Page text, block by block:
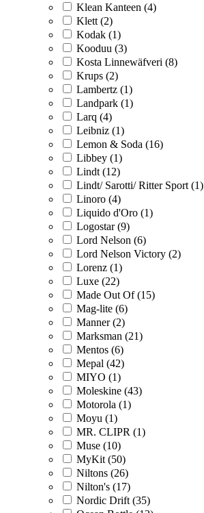
Klean Kanteen (4)
Klett (2)
Kodak (1)
Kooduu (3)
Kosta Linnewäfveri (8)
Krups (2)
Lambertz (1)
Landpark (1)
Larq (4)
Leibniz (1)
Lemon & Soda (16)
Libbey (1)
Lindt (12)
Lindt/ Sarotti/ Ritter Sport (1)
Linoro (4)
Liquido d'Oro (1)
Logostar (9)
Lord Nelson (6)
Lord Nelson Victory (2)
Lorenz (1)
Luxe (22)
Made Out Of (15)
Mag-lite (6)
Manner (2)
Marksman (21)
Mentos (6)
Mepal (42)
MIYO (1)
Moleskine (43)
Motorola (1)
Moyu (1)
MR. CLIPR (1)
Muse (10)
MyKit (50)
Niltons (26)
Nilton's (17)
Nordic Drift (35)